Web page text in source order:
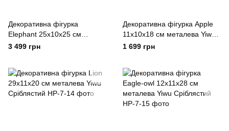
Декоративна фігурка
Elephant 25х10х25 см
металева Yiwu Сріблястий
3 499 грн
Декоративна фігурка Apple
11х10х18 см металева Yiwu
Сріблястий
1 699 грн